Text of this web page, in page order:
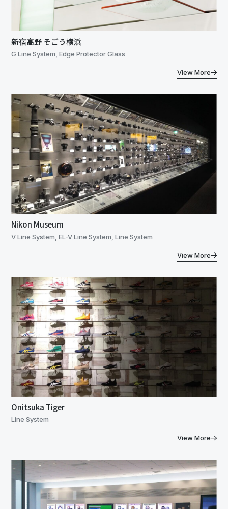
新宿高野 そごう横浜
G Line System, Edge Protector Glass
View More
Nikon Museum
V Line System, EL-V Line System, Line System
View More
Onitsuka Tiger
Line System
View More